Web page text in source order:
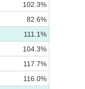
102.3%
82.6%
111.1%
104.3%
117.7%
116.0%